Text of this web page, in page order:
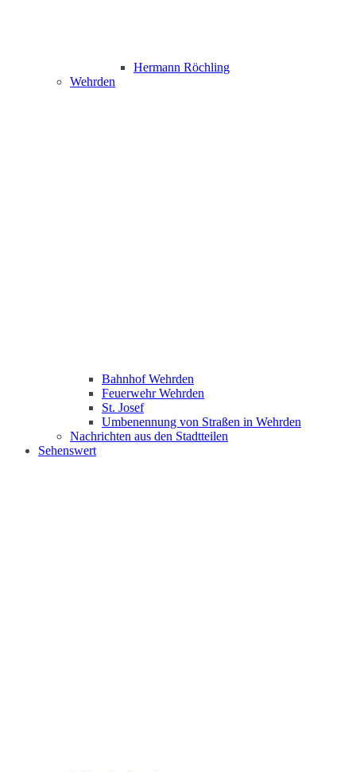
Hermann Röchling
Wehrden
Bahnhof Wehrden
Feuerwehr Wehrden
St. Josef
Umbenennung von Straßen in Wehrden
Nachrichten aus den Stadtteilen
Sehenswert